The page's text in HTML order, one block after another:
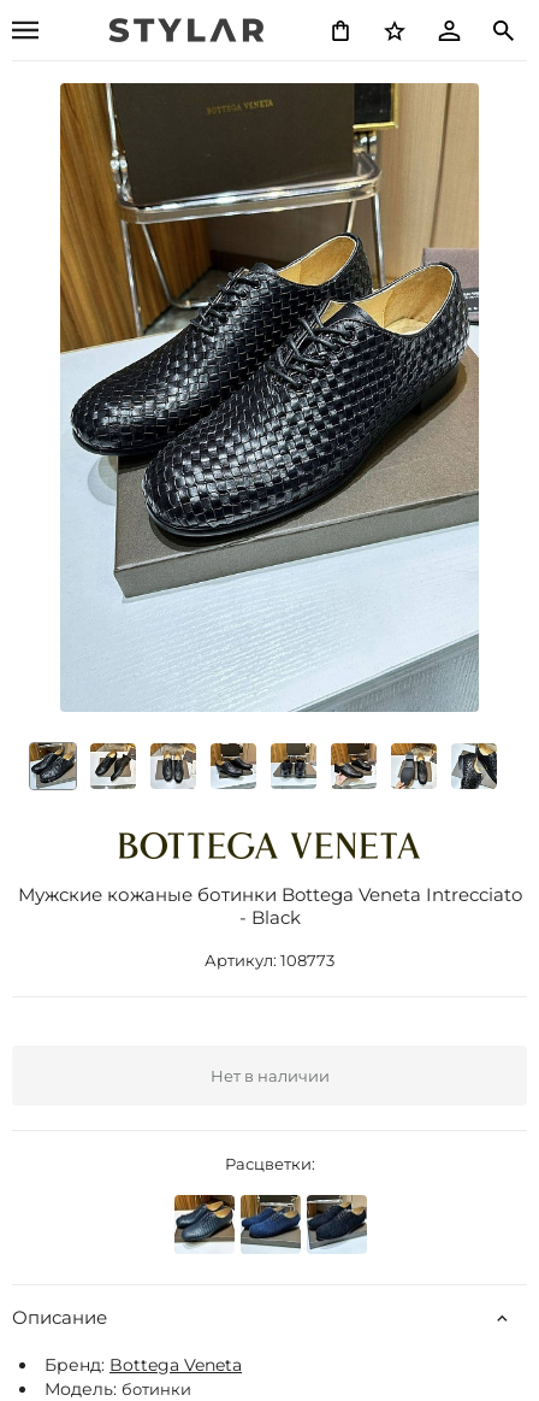
Мужские кожаные ботинки Bottega Veneta Intrecciato
- Black
Артикул: 108773
Нет в наличии
Расцветки:
Описание
Бренд: Bottega Veneta
Модель: ботинки